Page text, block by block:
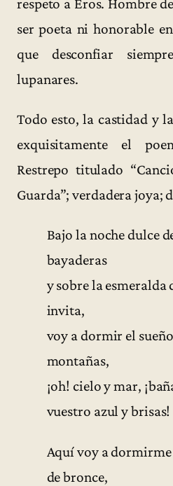
respeto a Eros. Hombre
ser poeta ni honorable
que desconfiar
lupanares.
Todo esto, la castidad y
exquisitamente el
Restrepo titulado
Guarda”; verdadera joya;
Bajo la noche dulce
bayaderas
y sobre la esmeralda
invita,
voy a dormir el sueño
montañas,
¡oh! cielo y mar,
vuestro azul y brisas!
Aquí voy a
de bronce,